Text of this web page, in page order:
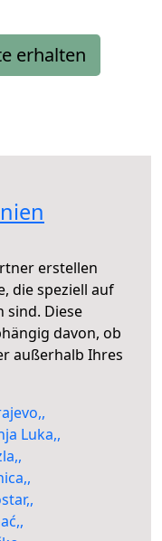
erhalten
erstellen
die speziell auf
sind. Diese
davon, ob
außerhalb Ihres
Luka,,